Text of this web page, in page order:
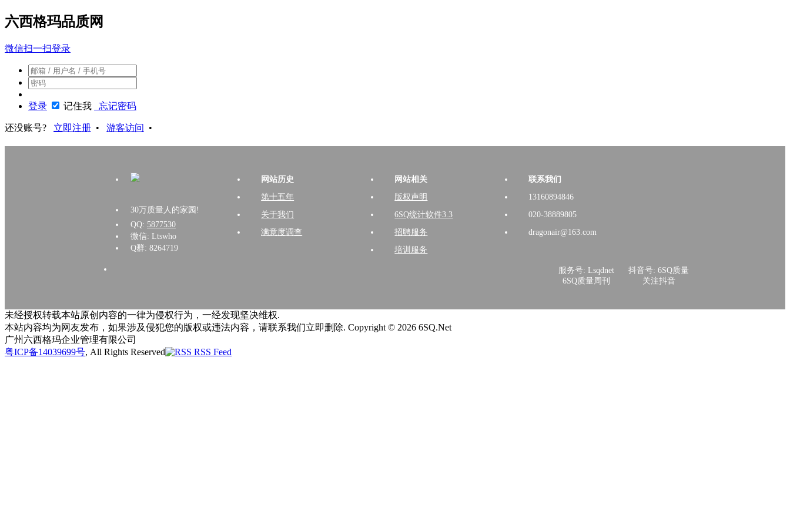
六西格玛品质网
微信扫一扫登录
登录 记住我 忘记密码
还没账号? 立即注册 • 游客访问 •
30万质量人的家园!
QQ: 5877530
微信: Ltswho
Q群: 8264719
网站历史
第十五年
关于我们
满意度调查
网站相关
版权声明
6SQ统计软件3.3
招聘服务
培训服务
联系我们
13160894846
020-38889805
dragonair@163.com
服务号: Lsqdnet
6SQ质量周刊
抖音号: 6SQ质量
关注抖音
未经授权转载本站原创内容的一律为侵权行为，一经发现坚决维权.
本站内容均为网友发布，如果涉及侵犯您的版权或违法内容，请联系我们立即删除. Copyright © 2026 6SQ.Net
广州六西格玛企业管理有限公司
粤ICP备14039699号, All Rights Reserved RSS Feed